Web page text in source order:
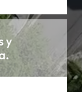
y